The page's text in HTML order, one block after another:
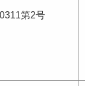
第2号